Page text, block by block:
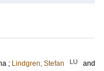
; Lindgren, Stefan LU
and